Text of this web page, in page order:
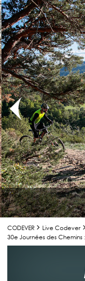
CODEVER
Live Codever
30e Journées des